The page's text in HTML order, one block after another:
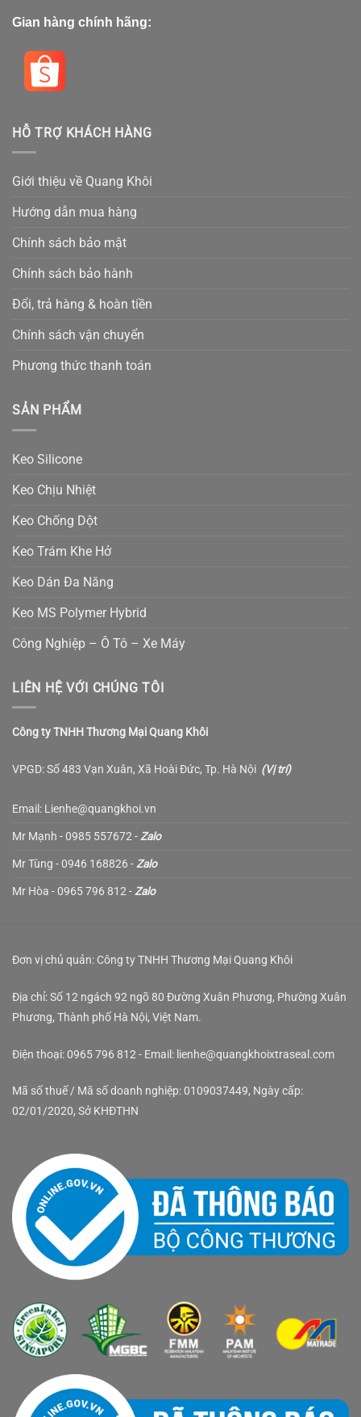
Gian hàng chính hãng:
HỖ TRỢ KHÁCH HÀNG
Giới thiệu về Quang Khôi
Hướng dẫn mua hàng
Chính sách bảo mật
Chính sách bảo hành
Đổi, trả hàng & hoàn tiền
Chính sách vận chuyển
Phương thức thanh toán
SẢN PHẨM
Keo Silicone
Keo Chịu Nhiệt
Keo Chống Dột
Keo Trám Khe Hở
Keo Dán Đa Năng
Keo MS Polymer Hybrid
Công Nghiệp – Ô Tô – Xe Máy
LIÊN HỆ VỚI CHÚNG TÔI
Công ty TNHH Thương Mại Quang Khôi
VPGD: Số 483 Vạn Xuân, Xã Hoài Đức, Tp. Hà Nội (Vị trí)
Email: Lienhe@quangkhoi.vn
Mr Mạnh - 0985 557672 - Zalo
Mr Tùng - 0946 168826 - Zalo
Mr Hòa - 0965 796 812 - Zalo
Đơn vị chủ quản: Công ty TNHH Thương Mại Quang Khôi
Địa chỉ: Số 12 ngách 92 ngõ 80 Đường Xuân Phương, Phường Xuân
Phương, Thành phố Hà Nội, Việt Nam.
Điện thoại: 0965 796 812 - Email: lienhe@quangkhoixtraseal.com
Mã số thuế / Mã số doanh nghiệp: 0109037449, Ngày cấp:
02/01/2020, Sở KHĐTHN